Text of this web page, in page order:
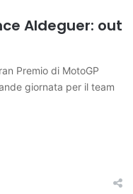
Aldeguer: out
Premio di MotoGP
giornata per il team